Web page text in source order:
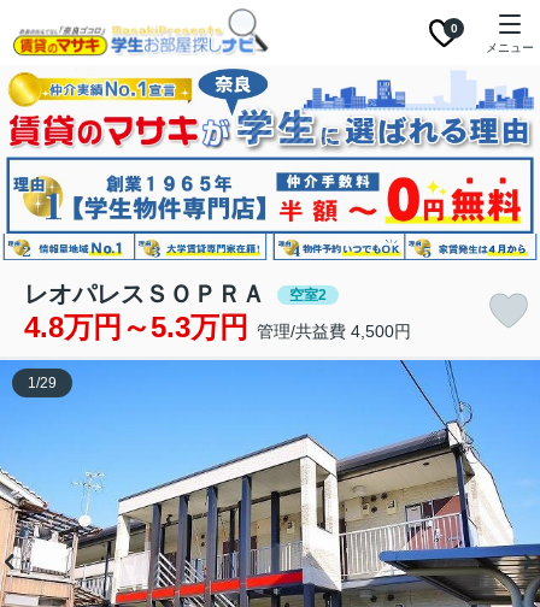
0
メニュー
レオパレスＳＯＰＲＡ 空室2
4.8万円～5.3万円 管理/共益費 4,500円
1/29